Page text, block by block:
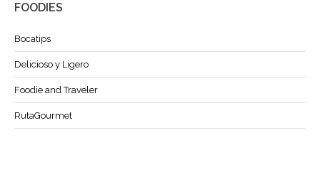
FOODIES
Bocatips
Delicioso y Ligero
Foodie and Traveler
RutaGourmet